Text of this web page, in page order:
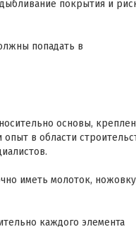
покрытия и
попадать в
основы,
в области
иметь молоток,
каждого элемента